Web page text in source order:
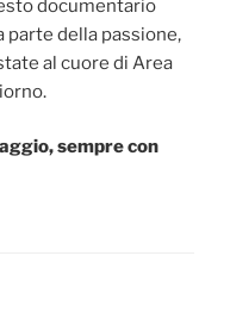
documentario
parte della passione,
al cuore di Area
sempre con